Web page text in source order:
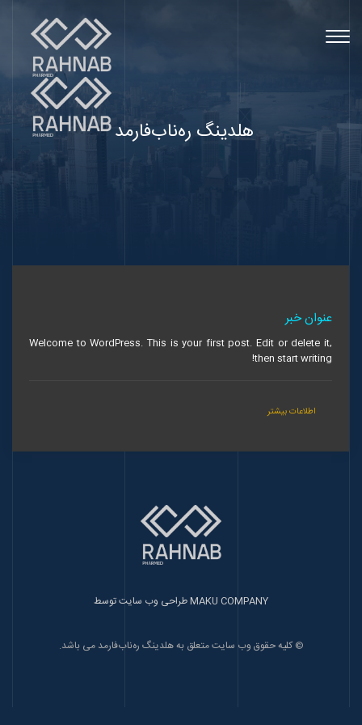
هلدینگ ره‌ناب‌فارمد
عنوان خبر
Welcome to WordPress. This is your first post. Edit or delete it,
then start writing!
اطلاعات بیشتر
طراحی وب سایت توسط MAKU COMPANY
© کلیه حقوق وب سایت متعلق به هلدینگ ره‌ناب‌فارمد می باشد.